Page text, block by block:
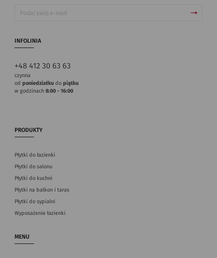
INFOLINIA
+48 412 30 63 63
czynna
od poniedziałku do piątku
w godzinach 8:00 - 16:00
PRODUKTY
Płytki do łazienki
Płytki do salonu
Płytki do kuchni
Płytki na balkon i taras
Płytki do sypialni
Wyposażenie łazienki
MENU